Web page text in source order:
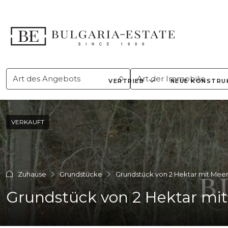
VERTRIEB NEUE
Art des Angebots Art der Immobilie
VERKAUFT
Zuhause Grundstücke Grundstück von 2 Hektar mit
Grundstück von 2 Hektar